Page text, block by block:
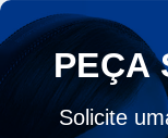
PEÇA
Solicite